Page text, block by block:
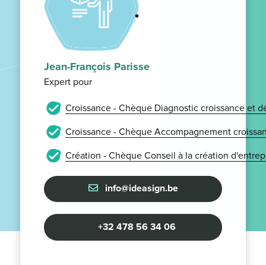
Jean-François Parisse
Expert pour
Croissance - Chèque Diagnostic croissance et
Croissance - Chèque Accompagnement
Création - Chèque Conseil à la création
info@ideasign.be
+32 478 56 34 06